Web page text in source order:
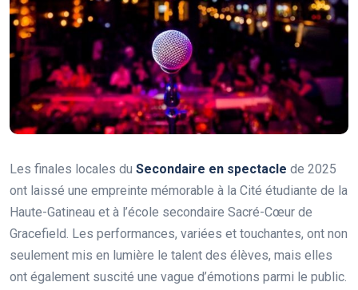
Les finales locales du Secondaire en spectac e de 2025
ont laissé une empreinte mémorable à la Cité étudiante de la
Haute-Gatineau et à l’école secondaire Sacré-Cœur de
Gracefield. Les performances, variées et touchantes, ont non
seulement mis en lumière le talent des élèves, mais elles
ont également suscité une vague d’émotions parmi le public.